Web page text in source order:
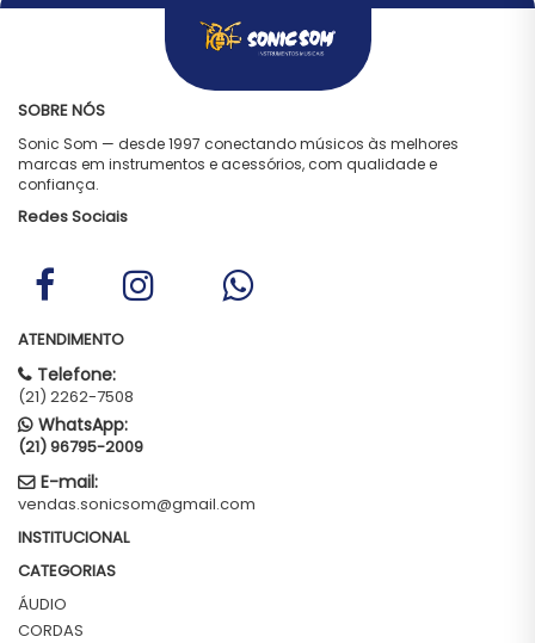
SOBRE NÓS
Sonic Som — desde 1997 conectando músicos às melhores
marcas em instrumentos e acessórios, com qualidade e
confiança.
Redes Sociais
ATENDIMENTO
Telefone:
(21) 2262-7508
WhatsApp:
(21) 96795-2009
E-mail:
vendas.sonicsom@gmail.com
INSTITUCIONAL
CATEGORIAS
ÁUDIO
CORDAS